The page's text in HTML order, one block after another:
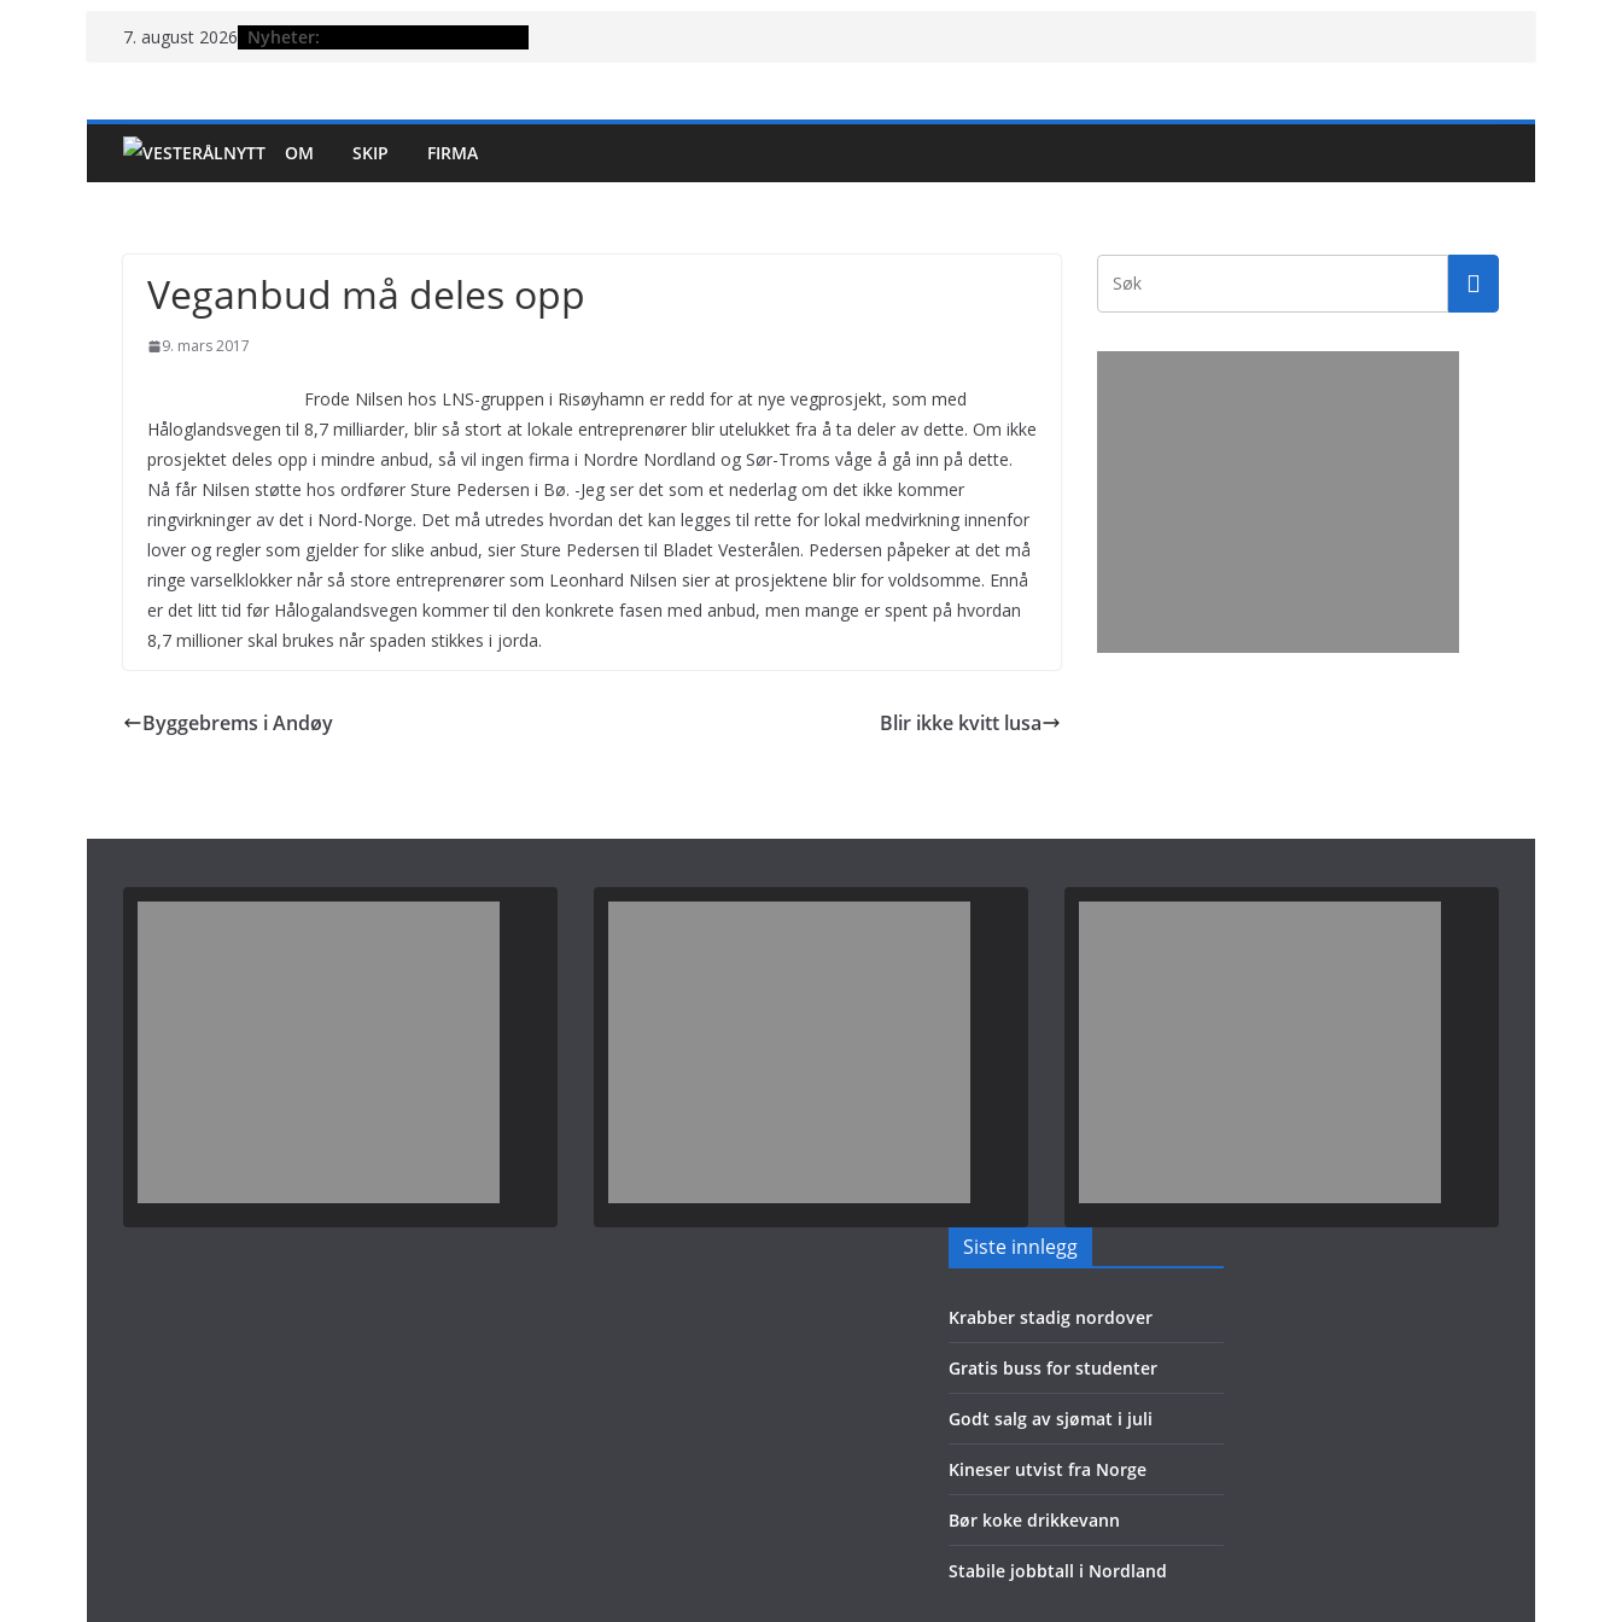
Hopp7. august 2026 Nyheter:
OM SKIP FIRMA
Veganbud må deles opp
9. mars 2017
Frode Nilsen hos LNS-gruppen i Risøyhamn er redd for at nye vegprosjekt, som med
Håloglandsvegen til 8,7 milliarder, blir så stort at lokale entreprenører blir utelukket fra å ta deler av dette. Om ikke
prosjektet deles opp i mindre anbud, så vil ingen firma i Nordre Nordland og Sør-Troms våge å gå inn på dette.
Nå får Nilsen støtte hos ordfører Sture Pedersen i Bø. -Jeg ser det som et nederlag om det ikke kommer
ringvirkninger av det i Nord-Norge. Det må utredes hvordan det kan legges til rette for lokal medvirkning innenfor
lover og regler som gjelder for slike anbud, sier Sture Pedersen til Bladet Vesterålen. Pedersen påpeker at det må
ringe varselklokker når så store entreprenører som Leonhard Nilsen sier at prosjektene blir for voldsomme. Ennå
er det litt tid før Hålogalandsvegen kommer til den konkrete fasen med anbud, men mange er spent på hvordan
8,7 millioner skal brukes når spaden stikkes i jorda.
Byggebrems i Andøy Blir ikke kvitt lusa
Siste innlegg
Krabber stadig nordover
Gratis buss for studenter
Godt salg av sjømat i juli
Kineser utvist fra Norge
Bør koke drikkevann
Stabile jobbtall i Nordland